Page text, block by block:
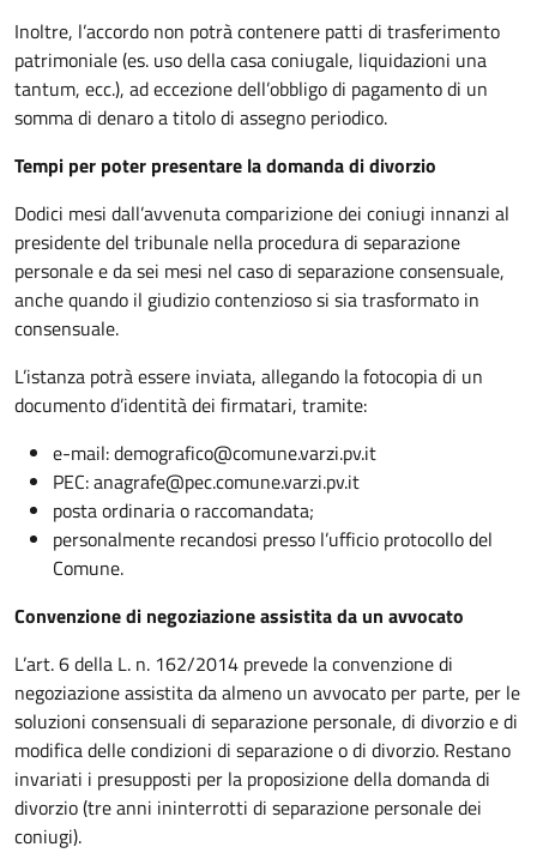
Inoltre, l’accordo non potrà contenere patti di trasferimento
patrimoniale (es. uso della casa coniugale, liquidazioni una
tantum, ecc.), ad eccezione dell’obbligo di pagamento di un
somma di denaro a titolo di assegno periodico.
Tempi per poter presentare la domanda di divorzio
Dodici mesi dall’avvenuta comparizione dei coniugi innanzi al
presidente del tribunale nella procedura di separazione
personale e da sei mesi nel caso di separazione consensuale,
anche quando il giudizio contenzioso si sia trasformato in
consensuale.
L’istanza potrà essere inviata, allegando la fotocopia di un
documento d’identità dei firmatari, tramite:
e-mail: demografico@comune.varzi.pv.it
PEC: anagrafe@pec.comune.varzi.pv.it
posta ordinaria o raccomandata;
personalmente recandosi presso l’ufficio protocollo del
Comune.
Convenzione di negoziazione assistita da un avvocato
L’art. 6 della L. n. 162/2014 prevede la convenzione di
negoziazione assistita da almeno un avvocato per parte, per le
soluzioni consensuali di separazione personale, di divorzio e di
modifica delle condizioni di separazione o di divorzio. Restano
invariati i presupposti per la proposizione della domanda di
divorzio (tre anni ininterrotti di separazione personale dei
coniugi).